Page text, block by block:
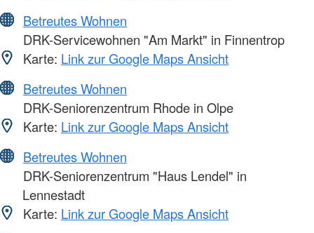
Betreutes Wohnen
DRK-Servicewohnen "Am Markt" in Finnentrop
Karte: Link zur Google Maps Ansicht
Betreutes Wohnen
DRK-Seniorenzentrum Rhode in Olpe
Karte: Link zur Google Maps Ansicht
Betreutes Wohnen
DRK-Seniorenzentrum "Haus Lendel" in
Lennestadt
Karte: Link zur Google Maps Ansicht